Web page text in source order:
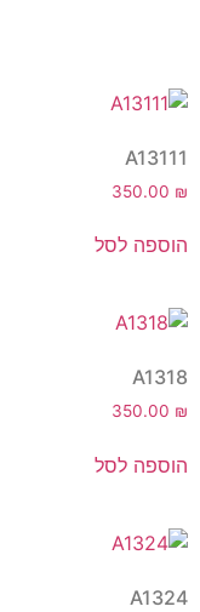
A13111
350.00 ₪
הוספה לסל
A1318
350.00 ₪
הוספה לסל
A1324